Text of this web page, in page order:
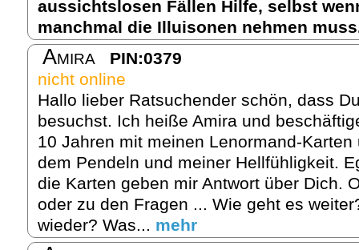
aussichtslosen Fällen Hilfe, selbst
manchmal die Illuisonen nehmen
Amira
PIN:0379
nicht online
Hallo lieber Ratsuchender schön, dass
besuchst. Ich heiße Amira und
10 Jahren mit meinen Lenormand-
dem Pendeln und meiner Hellfühligkeit.
die Karten geben mir Antwort über Dich.
oder zu den Fragen ... Wie geht es
wieder? Was... mehr